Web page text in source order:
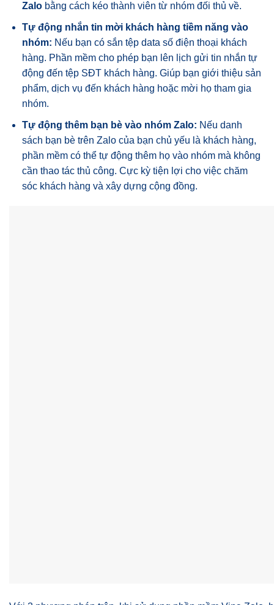
Zalobằng cách kéo thành viên từ nhóm đối thủ về.
Tự động nhắn tin mời khách hàng tiềm năng vào
nhóm: Nếu bạn có sắn tệp data số điện thoại khách
hàng. Phần mềm cho phép bạn lên lịch gửi tin nhắn tự
động đến tệp SĐT khách hàng. Giúp bạn giới thiệu sản
phẩm, dịch vụ đến khách hàng hoặc mời họ tham gia
nhóm.
Tự động thêm bạn bè vào nhóm Zalo: Nếu danh
sách bạn bè trên Zalo của bạn chủ yếu là khách hàng,
phần mềm có thể tự động thêm họ vào nhóm mà không
cần thao tác thủ công. Cực kỳ tiện lợi cho việc chăm
sóc khách hàng và xây dựng cộng đồng.